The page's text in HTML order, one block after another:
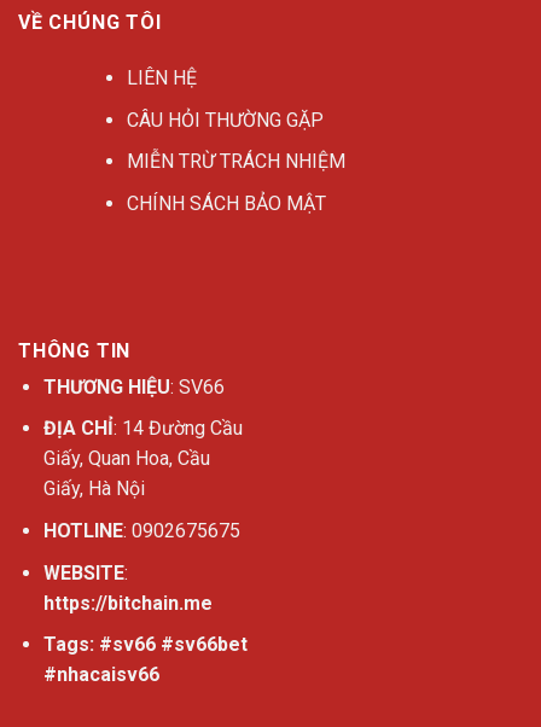
VỀ CHÚNG TÔI
LIÊN HỆ
CÂU HỎI THƯỜNG GẶP
MIỄN TRỪ TRÁCH NHIỆM
CHÍNH SÁCH BẢO MẬT
THÔNG TIN
THƯƠNG HIỆU: SV66
ĐỊA CHỈ: 14 Đường Cầu
Giấy, Quan Hoa, Cầu
Giấy, Hà Nội
HOTLINE: 0902675675
WEBSITE:
https://bitchain.me
Tags: #sv66 #sv66bet
#nhacaisv66